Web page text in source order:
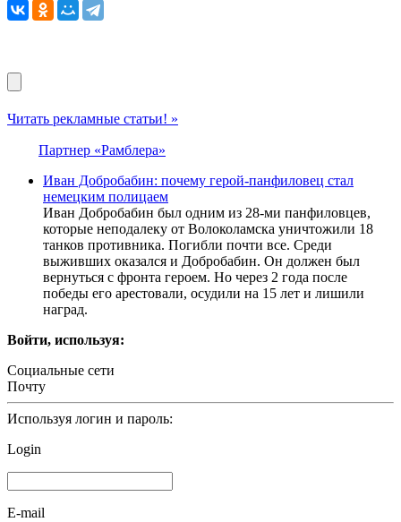
Читать рекламные статьи! »
Партнер «Рамблера»
Иван Добробабин: почему герой-панфиловец стал
немецким полицаем
Иван Добробабин был одним из 28-ми панфиловцев,
которые неподалеку от Волоколамска уничтожили 18
танков противника. Погибли почти все. Среди
выживших оказался и Добробабин. Он должен был
вернуться с фронта героем. Но через 2 года после
победы его арестовали, осудили на 15 лет и лишили
наград.
Войти, используя:
Социальные сети
Почту
Используя логин и пароль:
Login
E-mail